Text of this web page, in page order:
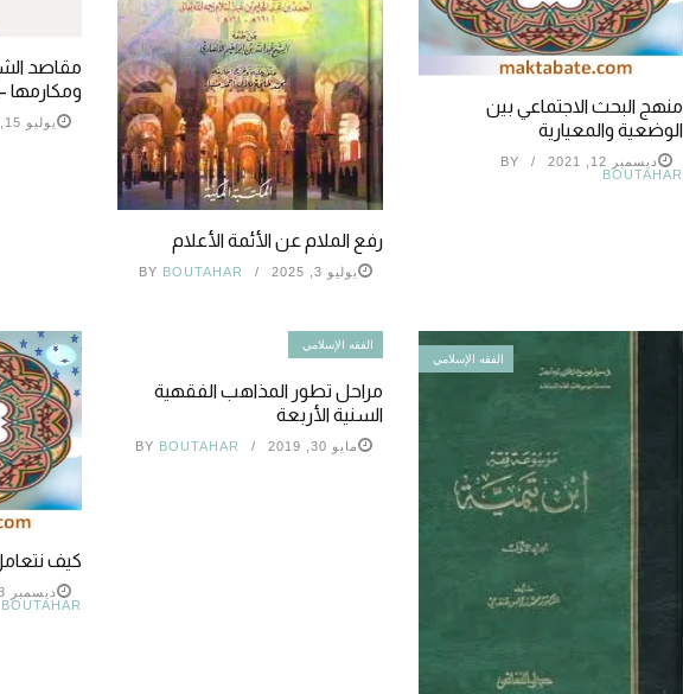
مقاصد
ومكارمها
يوليو 15, 2025
رفع الملام عن الأئمة الأعلام
يوليو 3, 2025 BY BOUTAHAR
منهج البحث الاجتماعي بين
الوضعية والمعيارية
ديسمبر 12, 2021
BY
BOUTAHAR
كيف
ديسمبر 13, 2021
BOUTAHAR
الفقه الإسلامي
مراحل تطور المذاهب الفقهية
السنية الأربعة
مايو 30, 2019 BY BOUTAHAR
الفقه الإسلامي